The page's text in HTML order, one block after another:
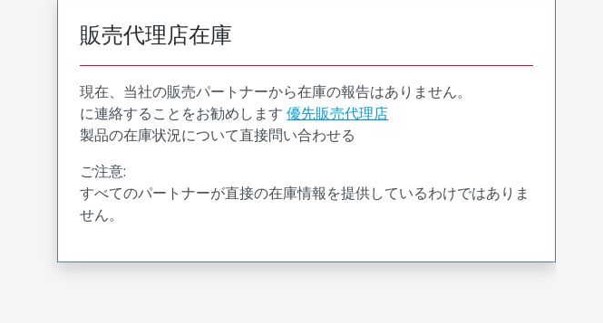
販売代理店在庫
現在、当社の販売パートナーから在庫の報告はありません。
に連絡することをお勧めします 優先販売代理店
製品の在庫状況について直接問い合わせる
ご注意:
すべてのパートナーが直接の在庫情報を提供しているわけではありま
せん。